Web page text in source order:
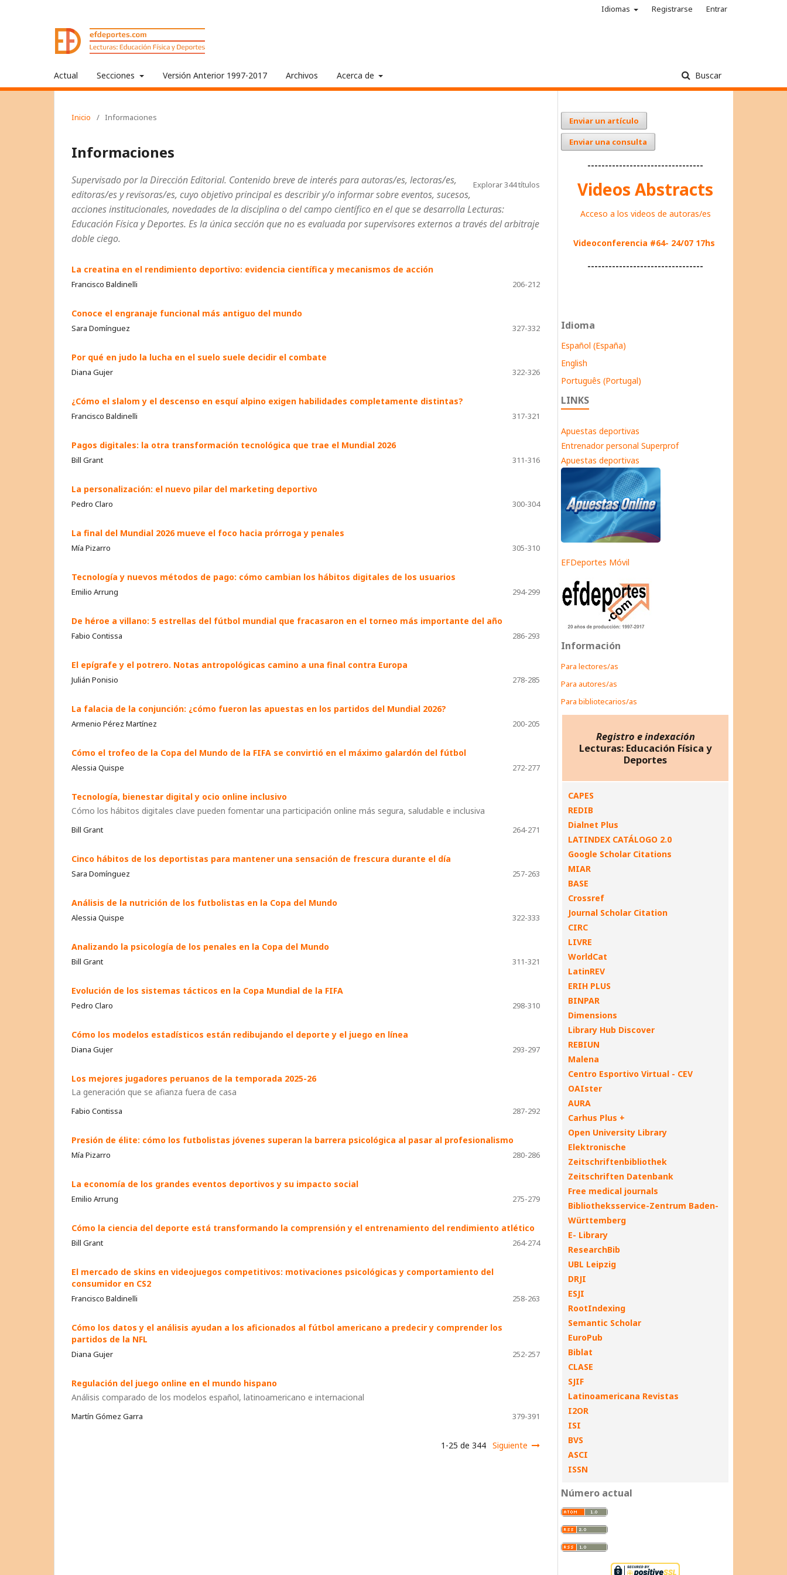
Actual Secciones Versión Anterior 1997-2017 Archivos Acerca de Buscar
Idiomas Registrarse Entrar
Inicio / Informaciones
Informaciones
Explorar 344 títulos
Supervisado por la Dirección Editorial. Contenido breve de interés para autoras/es, lectoras/es,
editoras/es y revisoras/es, cuyo objetivo principal es describir y/o informar sobre eventos, sucesos,
acciones institucionales, novedades de la disciplina o del campo científico en el que se desarrolla Lecturas:
Educación Física y Deportes. Es la única sección que no es evaluada por supervisores externos a través del arbitraje
doble ciego.
La creatina en el rendimiento deportivo: evidencia científica y mecanismos de acción
Francisco Baldinelli 206-212
Conoce el engranaje funcional más antiguo del mundo
Sara Domínguez 327-332
Por qué en judo la lucha en el suelo suele decidir el combate
Diana Gujer 322-326
¿Cómo el slalom y el descenso en esquí alpino exigen habilidades completamente distintas?
Francisco Baldinelli 317-321
Pagos digitales: la otra transformación tecnológica que trae el Mundial 2026
Bill Grant 311-316
La personalización: el nuevo pilar del marketing deportivo
Pedro Claro 300-304
La final del Mundial 2026 mueve el foco hacia prórroga y penales
Mía Pizarro 305-310
Tecnología y nuevos métodos de pago: cómo cambian los hábitos digitales de los usuarios
Emilio Arrung 294-299
De héroe a villano: 5 estrellas del fútbol mundial que fracasaron en el torneo más importante del año
Fabio Contissa 286-293
El epígrafe y el potrero. Notas antropológicas camino a una final contra Europa
Julián Ponisio 278-285
La falacia de la conjunción: ¿cómo fueron las apuestas en los partidos del Mundial 2026?
Armenio Pérez Martínez 200-205
Cómo el trofeo de la Copa del Mundo de la FIFA se convirtió en el máximo galardón del fútbol
Alessia Quispe 272-277
Tecnología, bienestar digital y ocio online inclusivo
Cómo los hábitos digitales clave pueden fomentar una participación online más segura, saludable e inclusiva
Bill Grant 264-271
Cinco hábitos de los deportistas para mantener una sensación de frescura durante el día
Sara Domínguez 257-263
Análisis de la nutrición de los futbolistas en la Copa del Mundo
Alessia Quispe 322-333
Analizando la psicología de los penales en la Copa del Mundo
Bill Grant 311-321
Evolución de los sistemas tácticos en la Copa Mundial de la FIFA
Pedro Claro 298-310
Cómo los modelos estadísticos están redibujando el deporte y el juego en línea
Diana Gujer 293-297
Los mejores jugadores peruanos de la temporada 2025-26
La generación que se afianza fuera de casa
Fabio Contissa 287-292
Presión de élite: cómo los futbolistas jóvenes superan la barrera psicológica al pasar al profesionalismo
Mía Pizarro 280-286
La economía de los grandes eventos deportivos y su impacto social
Emilio Arrung 275-279
Cómo la ciencia del deporte está transformando la comprensión y el entrenamiento del rendimiento atlético
Bill Grant 264-274
El mercado de skins en videojuegos competitivos: motivaciones psicológicas y comportamiento del
consumidor en CS2
Francisco Baldinelli 258-263
Cómo los datos y el análisis ayudan a los aficionados al fútbol americano a predecir y comprender los
partidos de la NFL
Diana Gujer 252-257
Regulación del juego online en el mundo hispano
Análisis comparado de los modelos español, latinoamericano e internacional
Martín Gómez Garra 379-391
1-25 de 344 Siguiente
Enviar un artículo
Enviar una consulta
---------------------------------
Videos Abstracts
Acceso a los videos de autoras/es
Videoconferencia #64- 24/07 17hs
---------------------------------
Idioma
Español (España)
English
Português (Portugal)
LINKS
Apuestas deportivas
Entrenador personal Superprof
Apuestas deportivas
EFDeportes Móvil
Información
Para lectores/as
Para autores/as
Para bibliotecarios/as
Registro e indexación
Lecturas: Educación Física y
Deportes
CAPES
REDIB
Dialnet Plus
LATINDEX CATÁLOGO 2.0
Google Scholar Citations
MIAR
BASE
Crossref
Journal Scholar Citation
CIRC
LIVRE
WorldCat
LatinREV
ERIH PLUS
BINPAR
Dimensions
Library Hub Discover
REBIUN
Malena
Centro Esportivo Virtual - CEV
OAIster
AURA
Carhus Plus +
Open University Library
Elektronische
Zeitschriftenbibliothek
Zeitschriften Datenbank
Free medical journals
Bibliotheksservice-Zentrum Baden-
Württemberg
E- Library
ResearchBib
UBL Leipzig
DRJI
ESJI
RootIndexing
Semantic Scholar
EuroPub
Biblat
CLASE
SJIF
Latinoamericana Revistas
I2OR
ISI
BVS
ASCI
ISSN
Número actual